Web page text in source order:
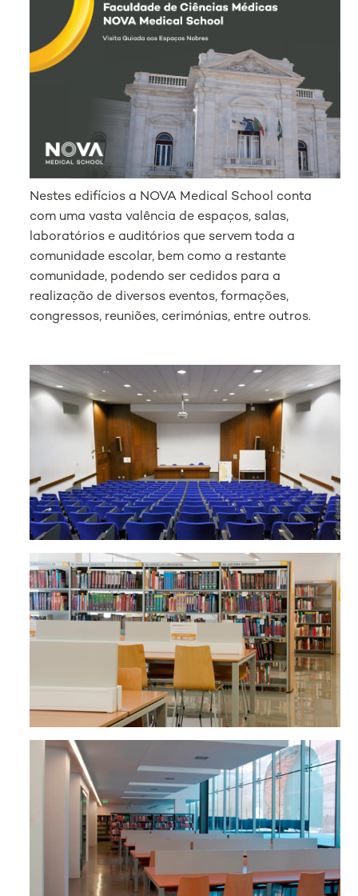
Nestes edifícios a NOVA Medical School conta
com uma vasta valência de espaços, salas,
laboratórios e auditórios que servem toda a
comunidade escolar, bem como a restante
comunidade, podendo ser cedidos para a
realização de diversos eventos, formações,
congressos, reuniões, cerimónias, entre outros.